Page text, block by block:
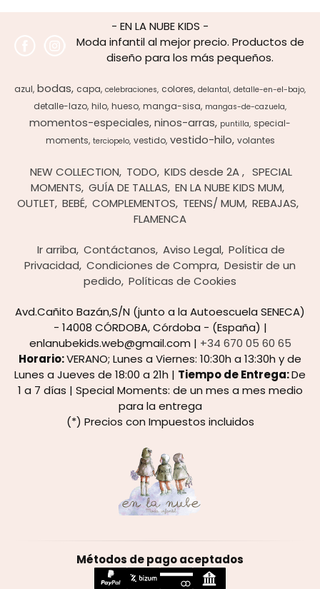
- EN LA NUBE KIDS -
Moda infantil al mejor precio. Productos de
diseño para los más pequeños.
azul bodas capa celebraciones colores delantal detalle-en-el-bajo
detalle-lazo hilo hueso manga-sisa mangas-de-cazuela
momentos-especiales ninos-arras puntilla special-
moments terciopelo vestido vestido-hilo volantes
NEW COLLECTION TODO KIDS desde 2A
SPECIAL
MOMENTS GUÍA DE TALLAS EN LA NUBE KIDS MUM
OUTLET BEBÉ COMPLEMENTOS TEENS/ MUM REBAJAS
FLAMENCA
Ir arriba Contáctanos Aviso Legal Política de
Privacidad Condiciones de Compra Desistir de un
pedido Políticas de Cookies
Avd.Cañito Bazán,S/N (junto a la Autoescuela SENECA)
- 14008 CÓRDOBA, Córdoba - (España) |
enlanubekids.web@gmail.com | +34 670 05 60 65
Horario:VERANO; Lunes a Viernes: 10:30h a 13:30h y de
Lunes a Jueves de 18:00 a 21h | Tiempo de Entrega:De
1 a 7 días | Special Moments: de un mes a mes medio
para la entrega
(*) Precios con Impuestos incluidos
Métodos de pago aceptados